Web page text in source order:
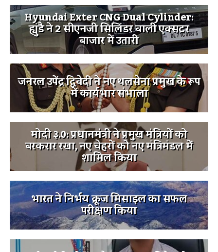
Hyundai Exter CNG Dual Cylinder:
ह्युंडै ने 2 सीएनजी सिलिंडर वाली एक्सटर
बाजार में उतारी
जनरल उपेंद्र द्विवेदी ने नए थलसेना प्रमुख के रूप
में कार्यभार संभाला
मोदी ३.0: प्रधानमंत्री ने प्रमुख मंत्रियों को
बरकरार रखा, नए चेहरों को नए मंत्रिमंडल में
शामिल किया
भारत ने निर्भय क्रूज मिसाइल का सफल
परीक्षण किया